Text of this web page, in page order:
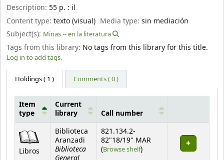
Description: 55 p. : il
Content type: texto (visual) Media type:sin mediación
Subject(s): Minas -- en la literatura
Tags from this library: No tags from this library for this title.
Log in to add tags.
Holdings( 1 ) Comments ( 0 )
Holdings
Item
type
Current
library
Call number
Libros
Biblioteca
Aranzadi
Biblioteca
821.134.2-
82"18/19" MAR
(Browse shelf(Opens below)
)